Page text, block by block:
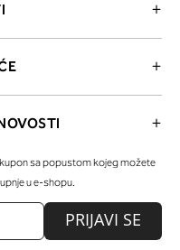
sa popustom kojeg možete
u e-shopu.
PRIJAVI SE